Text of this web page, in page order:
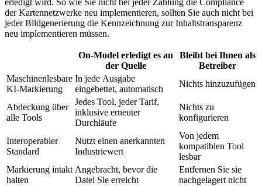
erledigt wird. So wie Sie nicht bei jeder Zahlung die Compliance
der Kartennetzwerke neu implementieren, sollten Sie auch nicht bei
jeder Bildgenerierung die Kennzeichnung zur Inhaltstransparenz
neu implementieren müssen.
On-Model erledigt es an
der Quelle
Bleibt bei Ihnen als
Betreiber
Maschinenlesbare
KI-Markierung
In jede Ausgabe
eingebettet, automatisch
Nichts hinzuzufügen
Abdeckung über
alle Tools
Jedes Tool, jeder Tarif,
inklusive erneuter
Durchläufe
Nichts zu
konfigurieren
Interoperabler
Standard
Nutzt einen anerkannten
Industriewert
Von jedem
kompatiblen Tool
lesbar
Markierung intakt
halten
Angebracht, bevor die
Datei Sie erreicht
Entfernen Sie sie
nachgelagert nicht